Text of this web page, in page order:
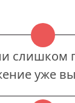
слишком
уже